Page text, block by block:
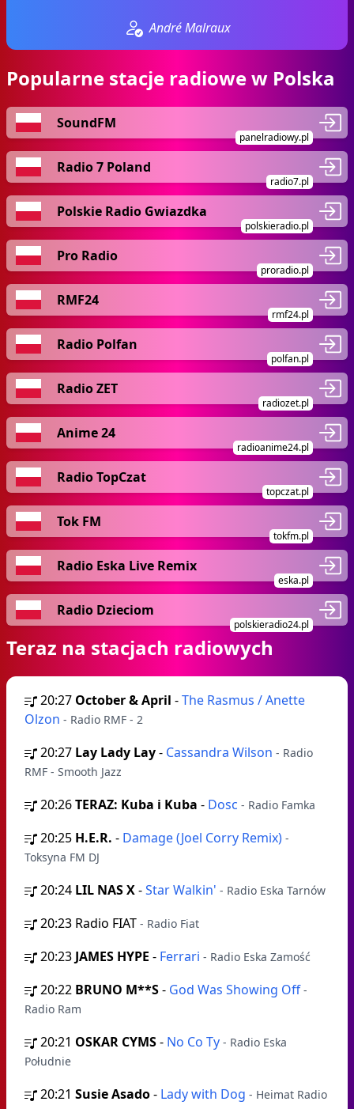
André Malraux
Popularne stacje radiowe w Polska
SoundFM
panelradiowy.pl
Radio 7 Poland
radio7.pl
Polskie Radio Gwiazdka
polskieradio.pl
Pro Radio
proradio.pl
RMF24
rmf24.pl
Radio Polfan
polfan.pl
Radio ZET
radiozet.pl
Anime 24
radioanime24.pl
Radio TopCzat
topczat.pl
Tok FM
tokfm.pl
Radio Eska Live Remix
eska.pl
Radio Dzieciom
polskieradio24.pl
Teraz na stacjach radiowych
20:27 October & April -The Rasmus / Anette
Olzon - Radio RMF - 2
20:27 Lay Lady Lay- Cassandra Wilson - Radio
RMF - Smooth Jazz
20:26TERAZ: Kuba i Kuba - Dosc - Radio Famka
20:25 H.E.R. - Damage (Joel Corry Remix) -
Toksyna FM DJ
20:24 LIL NAS X-Star Walkin' - Radio Eska Tarnów
20:23 Radio FIAT - Radio Fiat
20:23 JAMES HYPE - Ferrari - Radio Eska Zamość
20:22 BRUNO M**S- God Was Showing Off-
Radio Ram
20:21 OSKAR CYMS- No Co Ty - Radio Eska
Południe
20:21 Susie Asado- Lady with Dog - Heimat Radio